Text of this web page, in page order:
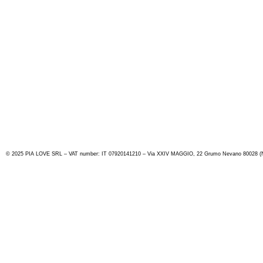
© 2025 PIA LOVE SRL – VAT number: IT 07920141210 – Via XXIV MAGGIO, 22 Grumo Nevano 80028